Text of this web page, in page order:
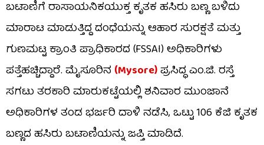
ಬಟಾಣಿಗೆ ರಾಸಾಯನಿಕಯುಕ್ತ ಕೃತಕ ಹಸಿರು ಬಣ್ಣ ಬಳಿದು
ಮಾರಾಟ ಮಾಡುತ್ತಿದ್ದ ದಂಧೆಯನ್ನು ಆಹಾರ ಸುರಕ್ಷತೆ ಮತ್ತು
ಗುಣಮಟ್ಟ ಕ್ರಾಂತಿ ಪ್ರಾಧಿಕಾರದ (FSSAI) ಅಧಿಕಾರಿಗಳು
ಪತ್ತೆಹಚ್ಚಿದ್ದಾರೆ. ಮೈಸೂರಿನ (Mysore)ಪ್ರಸಿದ್ಧ ಎಂ.ಜಿ. ರಸ್ತೆ
ಸಗಟು ತರಕಾರಿ ಮಾರುಕಟ್ಟೆಯಲ್ಲಿ ಶನಿವಾರ ಮುಂಜಾನೆ
ಅಧಿಕಾರಿಗಳ ತಂಡ ಭರ್ಜರಿ ದಾಳಿ ನಡೆಸಿ, ಒಟ್ಟು 106 ಕೆಜಿ ಕೃತಕ
ಬಣ್ಣದ ಹಸಿರು ಬಟಾಣಿಯನ್ನು ಜಪ್ತಿ ಮಾಡಿದೆ.